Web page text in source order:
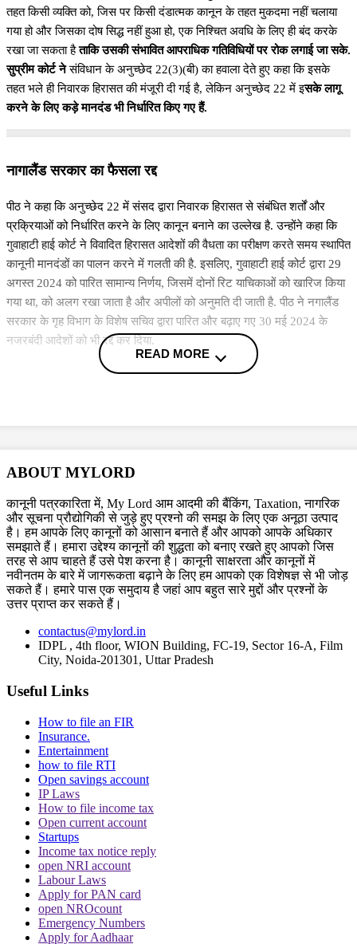
तहत किसी व्यक्ति को, जिस पर किसी दंडात्मक कानून के तहत मुकदमा नहीं चलाया
गया हो और जिसका दोष सिद्ध नहीं हुआ हो, एक निश्चित अवधि के लिए ही बंद करके
रखा जा सकता हैताकि उसकी संभावित आपराधिक गतिविधियों पर रोक लगाई जा सके.
सुप्रीम कोर्ट नेसंविधान के अनुच्छेद 22(3)(बी) का हवाला देते हुए कहा कि इसके
तहत भले ही निवारक हिरासत की मंजूरी दी गई है, लेकिन अनुच्छेद 22 में इसके लागू
करने के लिए कड़े मानदंड भी निर्धारित किए गए हैं.
नागालैंड सरकार का फैसला रद्द
पीठ ने कहा कि अनुच्छेद 22 में संसद द्वारा निवारक हिरासत से संबंधित शर्तों और
प्रक्रियाओं को निर्धारित करने के लिए कानून बनाने का उल्लेख है. उन्होंने कहा कि
गुवाहाटी हाई कोर्ट ने विवादित हिरासत आदेशों की वैधता का परीक्षण करते समय स्थापित
कानूनी मानदंडों का पालन करने में गलती की है. इसलिए, गुवाहाटी हाई कोर्ट द्वारा 29
अगस्त 2024 को पारित सामान्य निर्णय, जिसमें दोनों रिट याचिकाओं को खारिज किया
गया था, को अलग रखा जाता है और अपीलों को अनुमति दी जाती है. पीठ ने नगालैंड
सरकार के गृह विभाग के विशेष सचिव द्वारा पारित और बढ़ाए गए 30 मई 2024 के
नजरबंदी आदेशों को भी रद्द कर दिया.
कोर्ट ने दी ये इजाजत
ने Delhi Court से याचिका वापस ली, अब सुप्रीम कोर्ट जाएंगे
More News
(खबर पीटीआई इनपुट से है)
Topics
Preventative DetentionArticle 22 NDPS Act
Trending in Hindi
CJI पर जूता फेंकने वाले वकील की बढ़ी मुश्किलें, AG
ने 'अवमानना' की कार्यवाही शुरू करने की इजाजत दी
पर्सनैलिटी राइट्स मामले में ऋतिक रोशन को मिली
READ MORE
ABOUT MYLORD
कानूनी पत्रकारिता में, My Lord आम आदमी की बैंकिंग, Taxation, नागरिक
और सूचना प्रौद्योगिकी से जुड़े हुए प्रश्नो की समझ के लिए एक अनूठा उत्पाद
है। हम आपके लिए कानूनों को आसान बनाते हैं और आपको आपके अधिकार
समझाते हैं। हमारा उद्देश्य कानूनों की शुद्धता को बनाए रखते हुए आपको जिस
तरह से आप चाहते हैं उसे पेश करना है। कानूनी साक्षरता और कानूनों में
नवीनतम के बारे में जागरूकता बढ़ाने के लिए हम आपको एक विशेषज्ञ से भी जोड़
सकते हैं। हमारे पास एक समुदाय है जहां आप बहुत सारे मुद्दों और प्रश्नों के
उत्तर प्राप्त कर सकते हैं।
contactus@mylord.in
IDPL , 4th floor, WION Building, FC-19, Sector 16-A, Film
City, Noida-201301, Uttar Pradesh
Useful Links
How to file an FIR
Insurance.
Entertainment
how to file RTI
Open savings account
IP Laws
How to file income tax
Open current account
Startups
Income tax notice reply
open NRI account
Labour Laws
Apply for PAN card
open NROcount
Emergency Numbers
Apply for Aadhaar